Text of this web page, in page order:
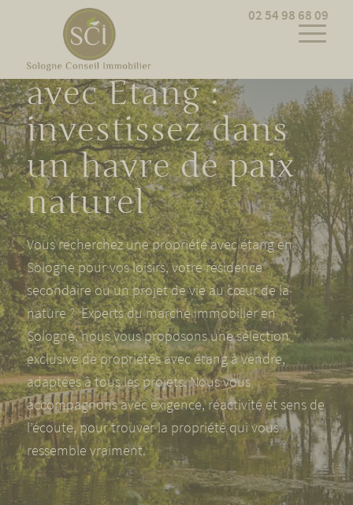
02 54 98 68 09
Propriété Sologne
avec Étang :
investissez dans
un havre de paix
naturel
Vous recherchez une propriété avec étang en
Sologne pour vos loisirs, votre résidence
secondaire ou un projet de vie au cœur de la
nature ? Experts du marché immobilier en
Sologne, nous vous proposons une sélection
exclusive de propriétés avec étang à vendre,
adaptées à tous les projets. Nous vous
accompagnons avec exigence, réactivité et sens de
l’écoute, pour trouver la propriété qui vous
ressemble vraiment.
Cookies management panel